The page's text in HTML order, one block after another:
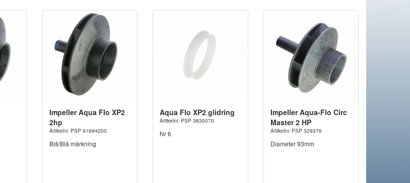
Impeller Aqua Flo XP2
2hp
Artikelnr. PSP 91694200
Blå/Blå märkning
Aqua Flo XP2 glidring
Artikelnr. PSP 3830070
Nr 6
Impeller Aqua-Flo Circ
Master 2 HP
Artikelnr. PSP 329376
Diameter 93mm